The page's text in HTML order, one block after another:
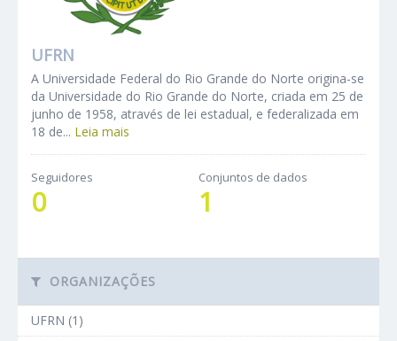
UFRN
A Universidade Federal do Rio Grande do Norte origina-se
da Universidade do Rio Grande do Norte, criada em 25 de
junho de 1958, através de lei estadual, e federalizada em
18 de... Leia mais
Seguidores
0
Conjuntos de dados
1
ORGANIZAÇÕES
UFRN (1)